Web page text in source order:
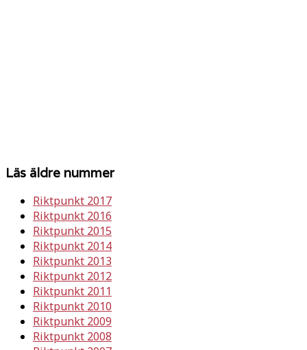
Läs äldre nummer
Riktpunkt 2017
Riktpunkt 2016
Riktpunkt 2015
Riktpunkt 2014
Riktpunkt 2013
Riktpunkt 2012
Riktpunkt 2011
Riktpunkt 2010
Riktpunkt 2009
Riktpunkt 2008